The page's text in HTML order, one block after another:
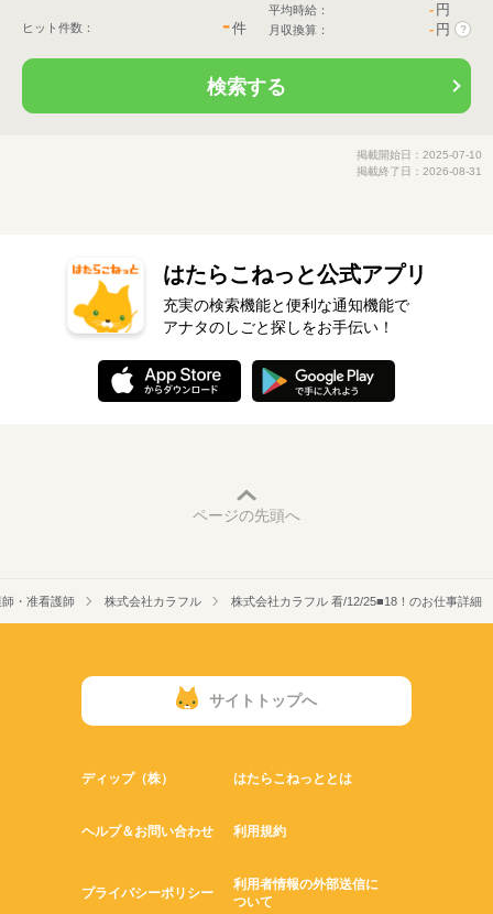
ヒット件数： -件
平均時給： - 円
月収換算： - 円 ?
検索する
掲載開始日：2025-07-10
掲載終了日：2026-08-31
はたらこねっと公式アプリ
充実の検索機能と便利な通知機能で
アナタのしごと探しをお手伝い！
ページの先頭へ
師・准看護師 株式会社カラフル 株式会社カラフル 看/12/25■18！のお仕事詳細
サイトトップへ
ディップ（株） はたらこねっととは
ヘルプ＆お問い合わせ 利用規約
プライバシーポリシー
利用者情報の外部送信に
ついて